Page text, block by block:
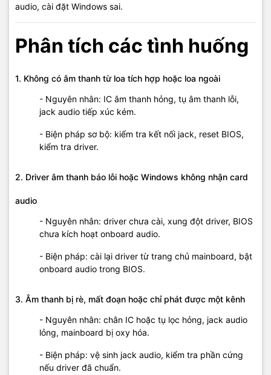
audio, cài đặt Windows sai.
Phân tích các tình huống
1. Không có âm thanh từ loa tích hợp hoặc loa ngoài
- Nguyên nhân: IC âm thanh hỏng, tụ âm thanh lỗi,
jack audio tiếp xúc kém.
- Biện pháp sơ bộ: kiểm tra kết nối jack, reset BIOS,
kiểm tra driver.
2. Driver âm thanh báo lỗi hoặc Windows không nhận card
audio
- Nguyên nhân: driver chưa cài, xung đột driver, BIOS
chưa kích hoạt onboard audio.
- Biện pháp: cài lại driver từ trang chủ mainboard, bật
onboard audio trong BIOS.
3. Âm thanh bị rè, mất đoạn hoặc chỉ phát được một kênh
- Nguyên nhân: chân IC hoặc tụ lọc hỏng, jack audio
lỏng, mainboard bị oxy hóa.
- Biện pháp: vệ sinh jack audio, kiểm tra phần cứng
nếu driver đã chuẩn.